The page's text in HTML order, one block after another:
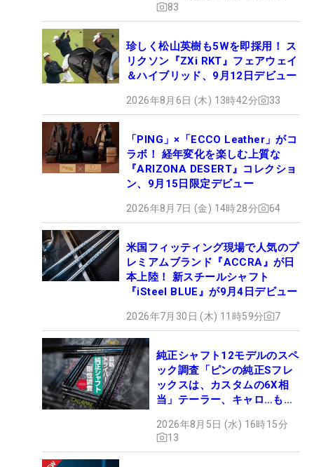
83
珍しく松山英樹も5Wを即採用！ ス
リクソン『ZXi RKT』フェアウェイ
＆ハイブリッド、9月12日デビュー
2026年8月6日 (木) 13時42分 33
「PING」×「ECCO Leather」がコ
ラボ！ 経年変化を楽しむ上質な
『ARIZONA DESERT』コレクショ
ン、9月15日限定デビュー
2026年8月7日 (金) 14時28分 64
米国フィッティング現場で人気のプ
レミアムブランド『ACCRA』が日
本上陸！ 新スチールシャフト
『iSteel BLUE』が9月4日デビュー
2026年7月30日 (木) 11時59分 7
純正シャフト12モデルのスペ
ック調査「ピンの純正Sフレ
ックスは、カスタムの6X相
当」テーラー、キャロ…もチ
2026年8月5日 (水) 16時15分
13